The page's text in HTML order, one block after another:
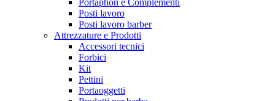
Posti lavoro
Posti lavoro barber
Attrezzature e Prodotti
Accessori tecnici
Forbici
Kit
Pettini
Portaoggetti